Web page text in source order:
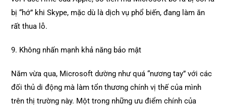
bị “hớ” khi Skype, mặc dù là dịch vụ phổ biến, đang làm ăn
rất thua lỗ.
9. Không nhấn mạnh khả năng bảo mật
Năm vừa qua, Microsoft dường như quá “nương tay” với các
đối thủ di động mà làm tổn thương chính vị thế của mình
trên thị trường này. Một trong những ưu điểm chính của